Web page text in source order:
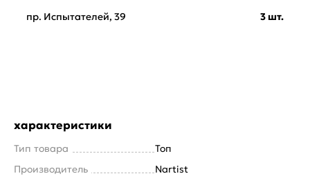
пр. Испытателей, 39
3 шт.
характеристики
Тип товара
Топ
Производитель
Nartist